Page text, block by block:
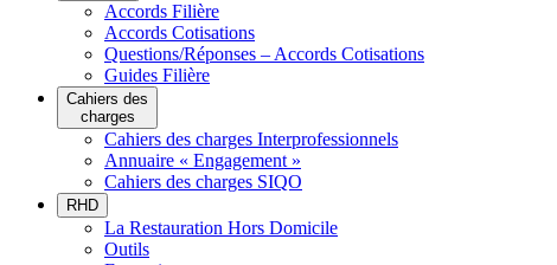
Accords Filière
Accords Cotisations
Questions/Réponses – Accords Cotisations
Guides Filière
Cahiers des
charges
Cahiers des charges Interprofessionnels
Annuaire « Engagement »
Cahiers des charges SIQO
RHD
La Restauration Hors Domicile
Outils